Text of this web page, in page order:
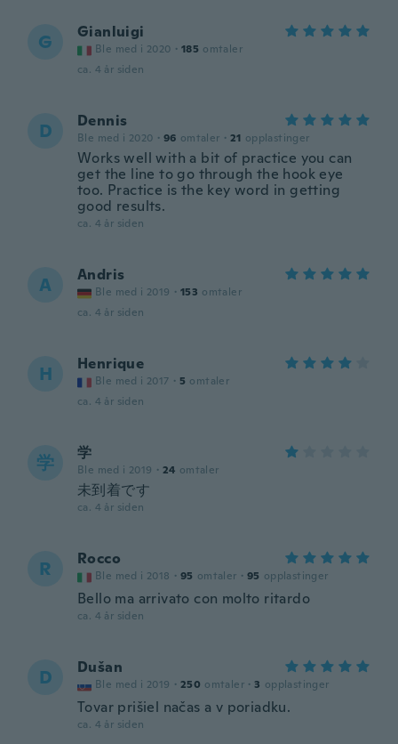
G Gianluigi
Ble med i 2020 · 185 omtaler
ca. 4 år siden
D Dennis
Ble med i 2020 · 96 omtaler · 21 opplastinger
Works well with a bit of practice you can
get the line to go through the hook eye
too. Practice is the key word in getting
good results.
ca. 4 år siden
A Andris
Ble med i 2019 · 153 omtaler
ca. 4 år siden
H Henrique
Ble med i 2017 · 5 omtaler
ca. 4 år siden
学 学
Ble med i 2019 · 24 omtaler
未到着です
ca. 4 år siden
R Rocco
Ble med i 2018 · 95 omtaler · 95 opplastinger
Bello ma arrivato con molto ritardo
ca. 4 år siden
D Dušan
Ble med i 2019 · 250 omtaler · 3 opplastinger
Tovar prišiel načas a v poriadku.
ca. 4 år siden